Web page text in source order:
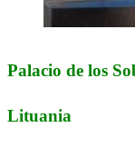
Palacio de los
Lituania